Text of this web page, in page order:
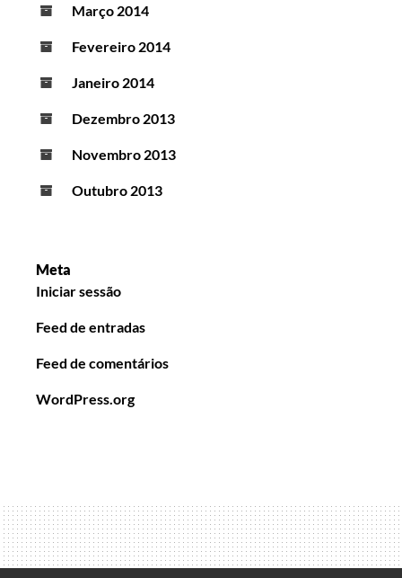
Março 2014
Fevereiro 2014
Janeiro 2014
Dezembro 2013
Novembro 2013
Outubro 2013
Meta
Iniciar sessão
Feed de entradas
Feed de comentários
WordPress.org